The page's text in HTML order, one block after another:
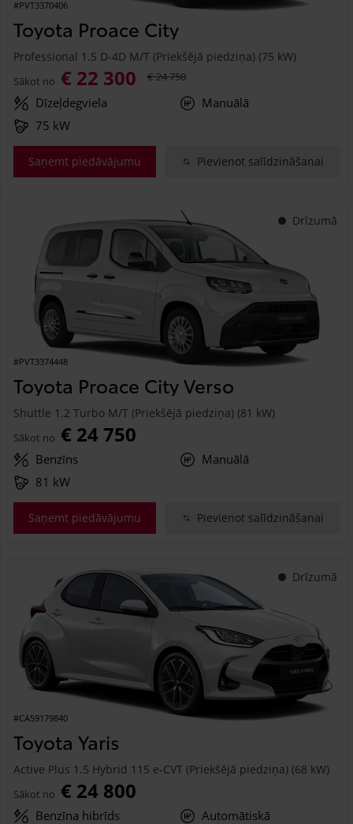
#PVT3370406
Toyota Proace City
Professional 1.5 D-4D M/T (Priekšējā piedziņa) (75 kW)
Sākot no € 22 300 € 24 750
Dīzeļdegviela
Manuālā
75 kW
Saņemt piedāvājumu Pievienot salīdzināšanai
Drīzumā
#PVT3374448
Toyota Proace City Verso
Shuttle 1.2 Turbo M/T (Priekšējā piedziņa) (81 kW)
Sākot no € 24 750
Benzīns
Manuālā
81 kW
Saņemt piedāvājumu Pievienot salīdzināšanai
Drīzumā
#CA59179840
Toyota Yaris
Active Plus 1.5 Hybrid 115 e-CVT (Priekšējā piedziņa) (68 kW)
Sākot no € 24 800
Benzīna hibrīds
Automātiskā